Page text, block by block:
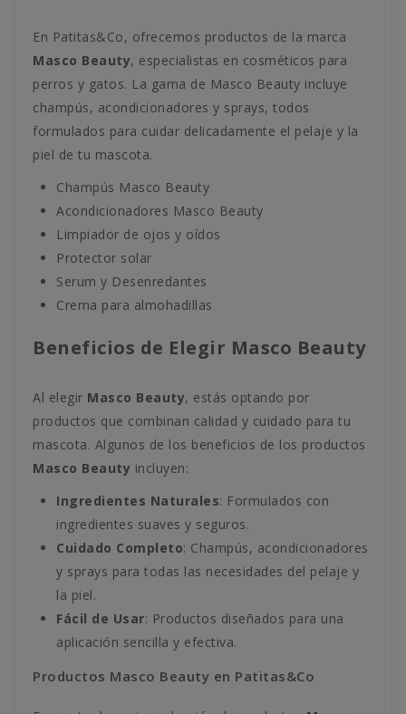
En Patitas&Co, ofrecemos productos de la marca
Masco Beauty, especialistas en cosméticos para
perros y gatos. La gama de Masco Beauty incluye
champús, acondicionadores y sprays, todos
formulados para cuidar delicadamente el pelaje y la
piel de tu mascota.
Champús Masco Beauty
Acondicionadores Masco Beauty
Limpiador de ojos y oídos
Protector solar
Serum y Desenredantes
Crema para almohadillas
Beneficios de Elegir Masco Beauty
Al elegir Masco Beauty, estás optando por
productos que combinan calidad y cuidado para tu
mascota. Algunos de los beneficios de los productos
Masco Beauty incluyen:
Ingredientes Naturales: Formulados con
ingredientes suaves y seguros.
Cuidado Completo: Champús, acondicionadores
y sprays para todas las necesidades del pelaje y
la piel.
Fácil de Usar: Productos diseñados para una
aplicación sencilla y efectiva.
Productos Masco Beauty en Patitas&Co